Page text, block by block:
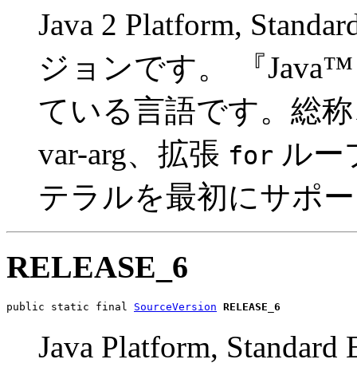
Java 2 Platform,
ジョンです。 『
ている言語です。総
var-arg、拡張 for ルー
テラルを最初にサポ
RELEASE_6
public static final SourceVersion RELEASE_6
Java Platform,